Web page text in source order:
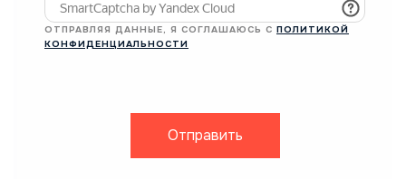
ОТПРАВЛЯЯ ДАННЫЕ, Я СОГЛАШАЮСЬ С ПОЛИТИКОЙ
КОНФИДЕНЦИАЛЬНОСТИ
Отправить